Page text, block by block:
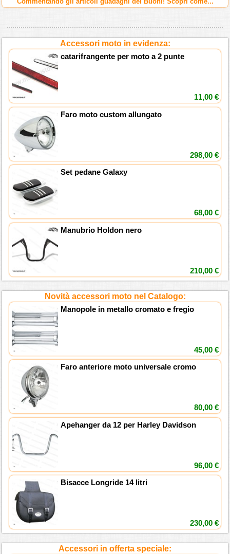
Accessori moto in evidenza:
catarifrangente per moto a 2 punte
11,00 €
Faro moto custom allungato
298,00 €
Set pedane Galaxy
68,00 €
Manubrio Holdon nero
210,00 €
Novità accessori moto nel Catalogo:
Manopole in metallo cromato e fregio
45,00 €
Faro anteriore moto universale cromo
80,00 €
Apehanger da 12 per Harley Davidson
96,00 €
Bisacce Longride 14 litri
230,00 €
Accessori in offerta speciale: